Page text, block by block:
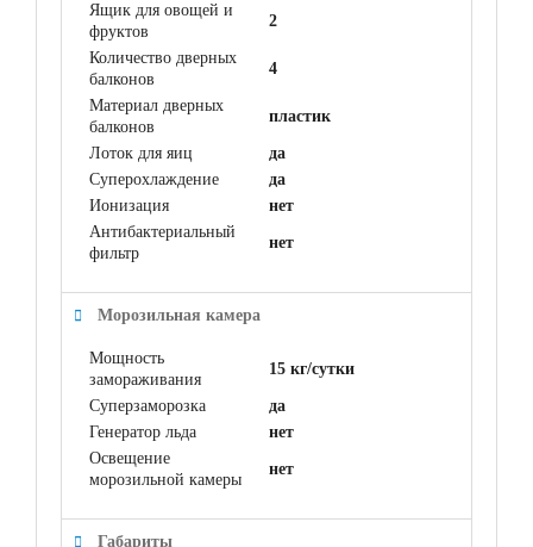
Ящик для овощей и
фруктов
2
Количество дверных
балконов
4
Материал дверных
балконов
пластик
Лоток для яиц
да
Суперохлаждение
да
Ионизация
нет
Антибактериальный
фильтр
нет
Морозильная камера
Мощность
замораживания
15 кг/сутки
Суперзаморозка
да
Генератор льда
нет
Освещение
морозильной камеры
нет
Габариты